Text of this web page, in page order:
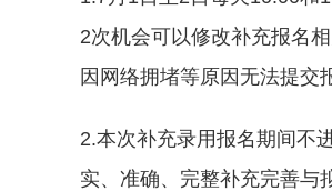
2次机会可以修改补充报名
因网络拥堵等原因无法提交
2.本次补充录用报名期间不
实、准确、完整补充完善与